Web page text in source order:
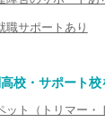
職サポートあり
校・サポート校
ット（トリマー・